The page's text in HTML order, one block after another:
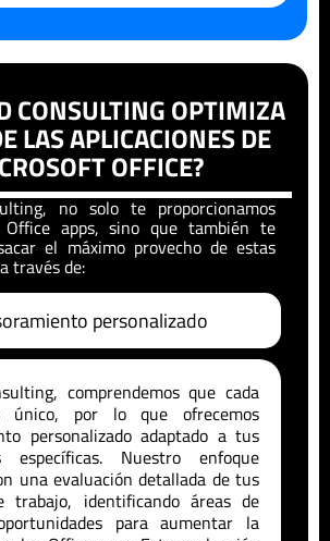
CONSULTING OPTIMIZA
LAS APLICACIONES DE
OFFICE?
no solo te proporcionamos
apps, sino que también te
el máximo provecho de estas
través de:
personalizado
comprendemos que cada
único, por lo que ofrecemos
personalizado adaptado a tus
específicas. Nuestro enfoque
una evaluación detallada de tus
trabajo, identificando áreas de
para aumentar la